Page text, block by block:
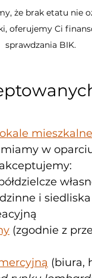
że brak etatu nie
oferujemy Ci
sprawdzania BIK.
mieszkalne
w
i siedliska
(zgodnie z
(biura,